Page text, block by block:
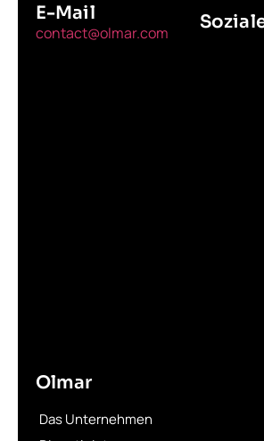
E-Mail
contact@olmar.com
Olmar
Das Unternehmen